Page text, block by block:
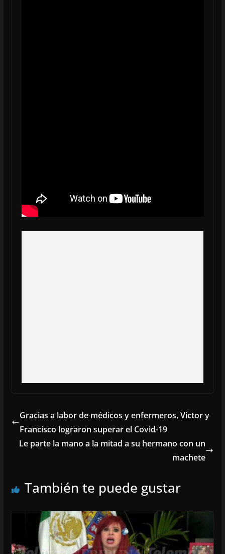
Gracias a labor de médicos y enfermeros, Víctor y
Francisco lograron superar el Covid-19
Le parte la mano a la mitad a su hermano con un
machete
También te puede gustar